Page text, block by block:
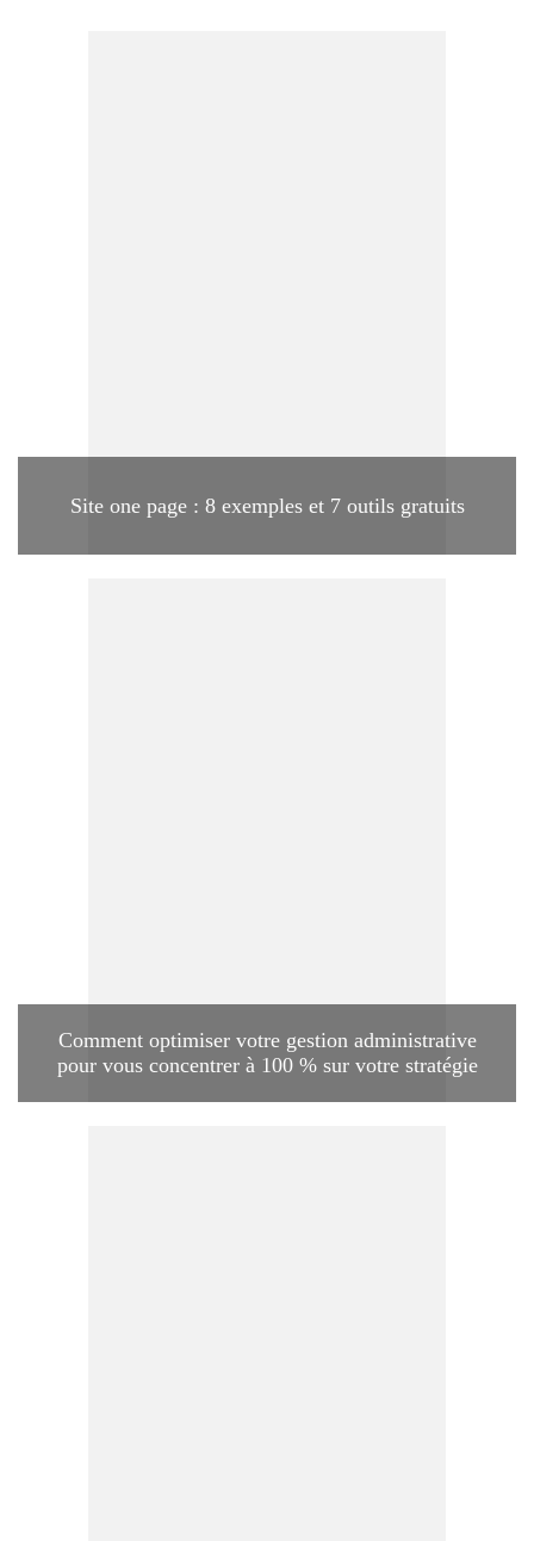
Site one page : 8 exemples et 7 outils gratuits
Comment optimiser votre gestion administrative
pour vous concentrer à 100 % sur votre stratégie